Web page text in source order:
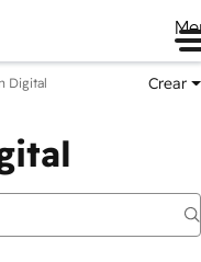
Digital Crear